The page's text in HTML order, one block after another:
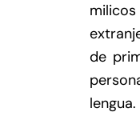
de
lengua.